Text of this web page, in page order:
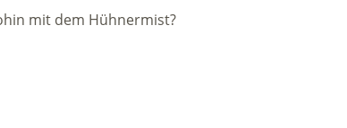
mit dem Hühnermist?